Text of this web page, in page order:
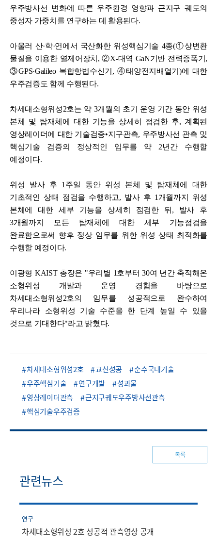
우주방사선 변화에 따른 우주환경 영향과 근지구 궤도의
중성자 가중치를 연구하는 데 활용된다.
아울러 산·학·연에서 국산화한 위성핵심기술 4종(①상변환
물질을 이용한 열제어장치, ②X-대역 GaN기반 전력증폭기,
③GPS·Galileo 복합항법수신기, ④태양전지배열기)에 대한
우주검증도 함께 수행된다.
차세대소형위성2호는 약 3개월의 초기 운영 기간 동안 위성
본체 및 탑재체에 대한 기능을 상세히 점검한 후, 계획된
영상레이더에 대한 기술검증•지구관측, 우주방사선 관측 및
핵심기술 검증의 정상적인 임무를 약 2년간 수행할
예정이다.
위성 발사 후 1주일 동안 위성 본체 및 탑재체에 대한
기초적인 상태 점검을 수행하고, 발사 후 1개월까지 위성
본체에 대한 세부 기능을 상세히 점검한 뒤, 발사 후
3개월까지 모든 탑재체에 대한 세부 기능점검을
완료함으로써 향후 정상 임무를 위한 위성 상태 최적화를
수행할 예정이다.
이광형 KAIST 총장은 "우리별 1호부터 30여 년간 축적해온
소형위성 개발과 운영 경험을 바탕으로
차세대소형위성2호의 임무를 성공적으로 완수하여
우리나라 소형위성 기술 수준을 한 단계 높일 수 있을
것으로 기대한다"라고 밝혔다.
차세대소형위성2호 교신성공
순수국내기술
우주핵심기술
연구개발
성과물
영상레이더관측
근지구궤도우주방사선관측
핵심기술우주검증
목록
관련뉴스
연구
차세대소형위성 2호 성공적 관측영상 공개